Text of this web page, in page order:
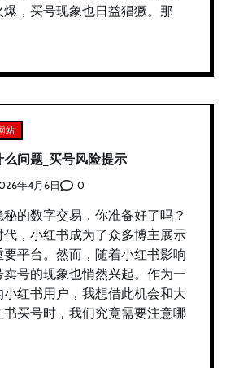
，买号现象也日益猖獗。那
站
问题_买号风险提示
年4月6日 0
的数字交易，你准备好了吗？
，小红书成为了众多博主展示
平台。然而，随着小红书影响
号的现象也悄然兴起。作为一
红书用户，我想借此机会和大
买号时，我们究竟需要注意哪